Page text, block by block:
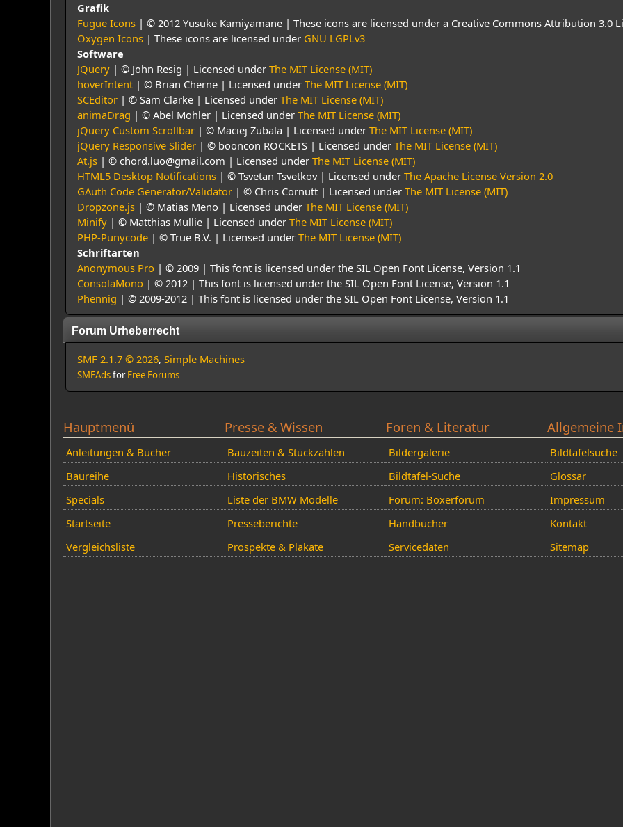
Grafik
Fugue Icons | © 2012 Yusuke Kamiyamane | These icons are licensed under a Creative Commons Attribution 3.0
Oxygen Icons | These icons are licensed under GNU LGPLv3
Software
JQuery | © John Resig | Licensed under The MIT License (MIT)
hoverIntent | © Brian Cherne | Licensed under The MIT License (MIT)
SCEditor | © Sam Clarke | Licensed under The MIT License (MIT)
animaDrag | © Abel Mohler | Licensed under The MIT License (MIT)
jQuery Custom Scrollbar | © Maciej Zubala | Licensed under The MIT License (MIT)
jQuery Responsive Slider | © booncon ROCKETS | Licensed under The MIT License (MIT)
At.js | © chord.luo@gmail.com | Licensed under The MIT License (MIT)
HTML5 Desktop Notifications | © Tsvetan Tsvetkov | Licensed under The Apache License Version 2.0
GAuth Code Generator/Validator | © Chris Cornutt | Licensed under The MIT License (MIT)
Dropzone.js | © Matias Meno | Licensed under The MIT License (MIT)
Minify | © Matthias Mullie | Licensed under The MIT License (MIT)
PHP-Punycode | © True B.V. | Licensed under The MIT License (MIT)
Schriftarten
Anonymous Pro | © 2009 | This font is licensed under the SIL Open Font License, Version 1.1
ConsolaMono | © 2012 | This font is licensed under the SIL Open Font License, Version 1.1
Phennig | © 2009-2012 | This font is licensed under the SIL Open Font License, Version 1.1
Forum Urheberrecht
SMF 2.1.7 © 2026, Simple Machines
SMFAdsforFree Forums
Hauptmenü
Anleitungen & Bücher
Baureihe
Specials
Startseite
Vergleichsliste
Presse & Wissen
Bauzeiten & Stückzahlen
Historisches
Liste der BMW Modelle
Presseberichte
Prospekte & Plakate
Foren & Literatur
Bildergalerie
Bildtafel-Suche
Forum: Boxerforum
Handbücher
Servicedaten
Allgemeine
Bildtafelsuche
Glossar
Impressum
Kontakt
Sitemap